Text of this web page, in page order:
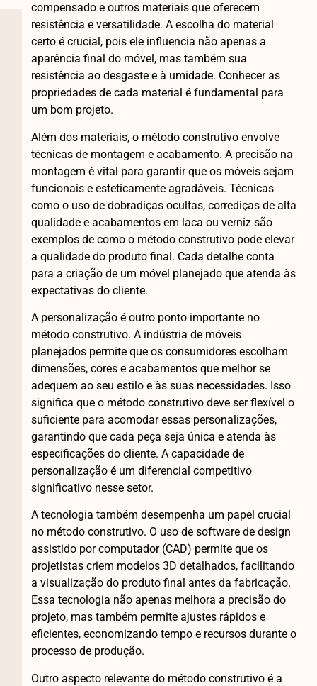
compensado e outros materiais que oferecem
resistência e versatilidade. A escolha do material
certo é crucial, pois ele influencia não apenas a
aparência final do móvel, mas também sua
resistência ao desgaste e à umidade. Conhecer as
propriedades de cada material é fundamental para
um bom projeto.
Além dos materiais, o método construtivo envolve
técnicas de montagem e acabamento. A precisão na
montagem é vital para garantir que os móveis sejam
funcionais e esteticamente agradáveis. Técnicas
como o uso de dobradiças ocultas, corrediças de alta
qualidade e acabamentos em laca ou verniz são
exemplos de como o método construtivo pode elevar
a qualidade do produto final. Cada detalhe conta
para a criação de um móvel planejado que atenda às
expectativas do cliente.
A personalização é outro ponto importante no
método construtivo. A indústria de móveis
planejados permite que os consumidores escolham
dimensões, cores e acabamentos que melhor se
adequem ao seu estilo e às suas necessidades. Isso
significa que o método construtivo deve ser flexível o
suficiente para acomodar essas personalizações,
garantindo que cada peça seja única e atenda às
especificações do cliente. A capacidade de
personalização é um diferencial competitivo
significativo nesse setor.
A tecnologia também desempenha um papel crucial
no método construtivo. O uso de software de design
assistido por computador (CAD) permite que os
projetistas criem modelos 3D detalhados, facilitando
a visualização do produto final antes da fabricação.
Essa tecnologia não apenas melhora a precisão do
projeto, mas também permite ajustes rápidos e
eficientes, economizando tempo e recursos durante o
processo de produção.
Outro aspecto relevante do método construtivo é a